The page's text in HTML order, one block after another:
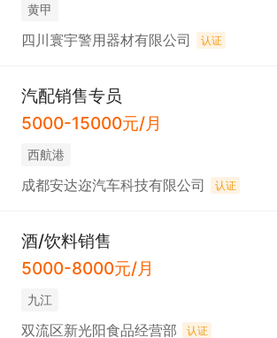
黄甲
四川寰宇警用器材有限公司 认证
汽配销售专员
5000-15000元/月
西航港
成都安达迩汽车科技有限公司 认证
酒/饮料销售
5000-8000元/月
九江
双流区新光阳食品经营部 认证